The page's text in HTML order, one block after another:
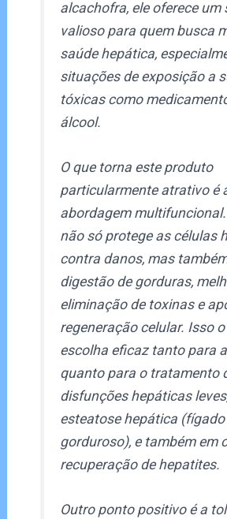
alcachofra, ele oferece um
valioso para quem busca
saúde hepática,
situações de exposição a
tóxicas como
álcool.
O que torna este produto
particularmente atrativo é
abordagem multifuncional.
não só protege as células
contra danos, mas
digestão de gorduras,
eliminação de toxinas e
regeneração celular. Isso
escolha eficaz tanto para
quanto para o tratamento
disfunções hepáticas
esteatose hepática (fígado
gorduroso), e também em
recuperação de hepatites.
Outro ponto positivo é a